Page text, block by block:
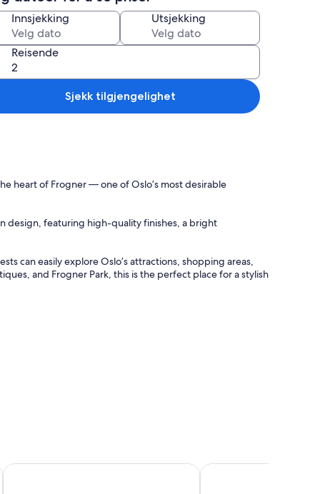
Innsjekking Utsjekking
Reisende
Sjekk tilgjengelighet
heart of Frogner — one of Oslo’s most desirable
design, featuring high-quality finishes, a bright
can easily explore Oslo’s attractions, shopping areas,
and Frogner Park, this is the perfect place for a stylish
BJØRVIKA APARTMENTS, Opera Area, Oslo city center
Citybox Oslo